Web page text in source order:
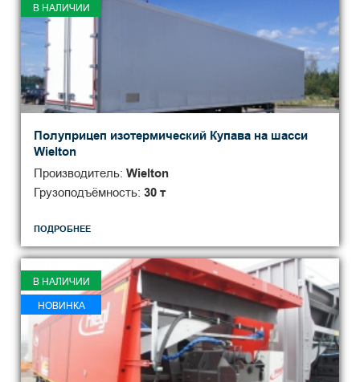
В НАЛИЧИИ
Полуприцеп изотермический Купава на шасси
Wielton
Производитель: Wielton
Грузоподъёмность: 30 т
ПОДРОБНЕЕ
В НАЛИЧИИ
НОВИНКА